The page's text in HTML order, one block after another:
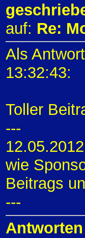
auf: Re:
Als
13:32:43:
Toller
---
wie
Beitrags
---